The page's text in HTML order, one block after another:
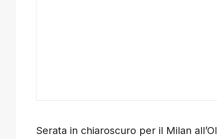
Serata in chiaroscuro per il Milan